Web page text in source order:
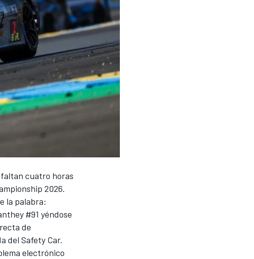
cuatro horas
2026.
la palabra:
#91 yéndose
de
del Safety Car.
electrónico